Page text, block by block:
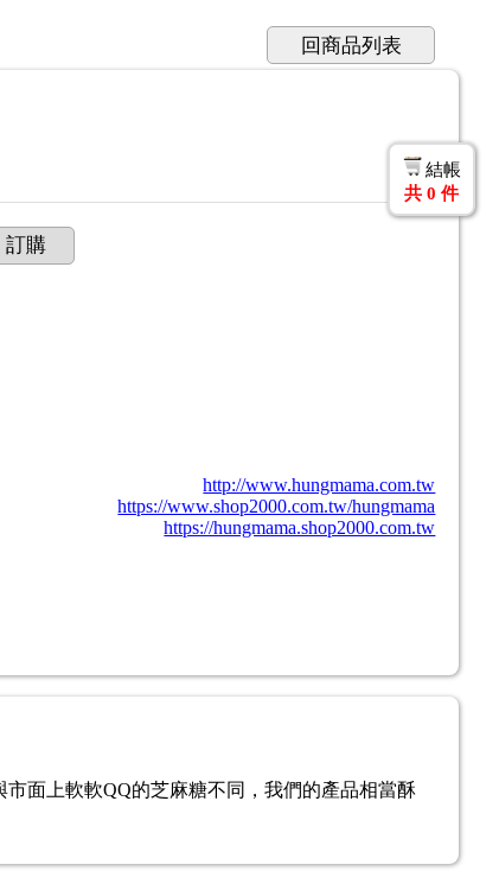
回商品列表
訂購
http://www.hungmama.com.tw
https://www.shop2000.com.tw/hungmama
https://hungmama.shop2000.com.tw
結帳
共 0 件
面上軟軟QQ的芝麻糖不同，我們的產品相當酥